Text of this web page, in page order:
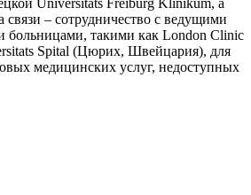
Universitats Freiburg Klinikum, а
связи – сотрудничество с ведущими
больницами, такими как London Clinic
Spital (Цюрих, Швейцария), для
медицинских услуг, недоступных